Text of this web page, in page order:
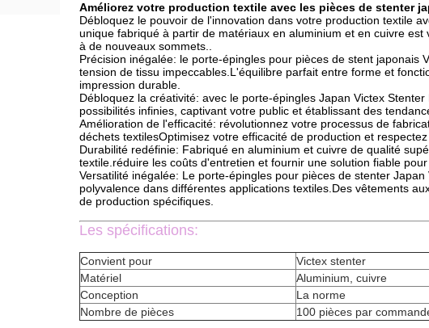
Améliorez votre production textile avec les pièces de stenter
Débloquez le pouvoir de l'innovation dans votre production textile
unique fabriqué à partir de matériaux en aluminium et en cuivre
à de nouveaux sommets..
Précision inégalée: le porte-épingles pour pièces de stent
tension de tissu impeccables.L'équilibre parfait entre forme et
impression durable.
Débloquez la créativité: avec le porte-épingles Japan Victex
possibilités infinies, captivant votre public et établissant des
Amélioration de l'efficacité: révolutionnez votre processus de
déchets textilesOptimisez votre efficacité de production et
Durabilité redéfinie: Fabriqué en aluminium et cuivre de qualité
textile.réduire les coûts d'entretien et fournir une solution fiable
Versatilité inégalée: Le porte-épingles pour pièces de stenter
polyvalence dans différentes applications textiles.Des vêtements
de production spécifiques.
Les spécifications:
Convient pour
Victex stenter
Matériel
Aluminium, cuivre
Conception
La norme
Nombre de pièces
100 pièces par